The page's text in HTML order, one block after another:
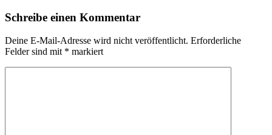
Schreibe einen Kommentar
Deine E-Mail-Adresse wird nicht veröffentlicht. Erforderliche
Felder sind mit * markiert